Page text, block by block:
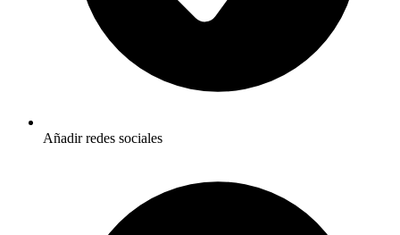
Añadir redes sociales